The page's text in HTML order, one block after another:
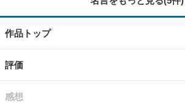
作品トップ
評価
感想